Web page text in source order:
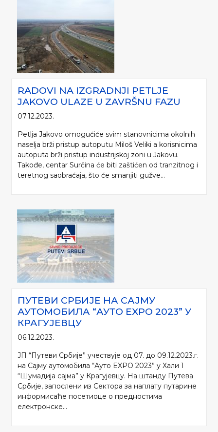
RADOVI NA IZGRADNJI PETLJE
JAKOVO ULAZE U ZAVRŠNU FAZU
07.12.2023.
Petlja Jakovo omogućiće svim stanovnicima okolnih
naselja brži pristup autoputu Miloš Veliki a korisnicima
autoputa brži pristup industrijskoj zoni u Jakovu.
Takođe, centar Surčina će biti zaštićen od tranzitnog i
teretnog saobraćaja, što će smanjiti gužve...
ПУТЕВИ СРБИЈЕ НА САЈМУ
АУТОМОБИЛА “АУТО EXPO 2023” У
КРАГУЈЕВЦУ
06.12.2023.
ЈП “Путеви Србије” учествује од 07. до 09.12.2023.г.
на Сајму аутомобила “Ауто EXPO 2023” у Хали 1
“Шумадија сајма” у Крагујевцу. На штанду Путева
Србије, запослени из Сектора за наплату путарине
информисаће посетиоце о предностима
електронске...